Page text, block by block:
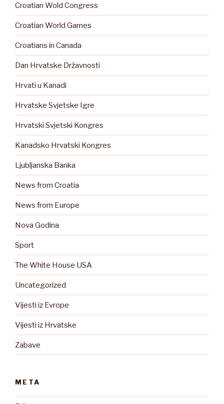
Croatian Wold Congress
Croatian World Games
Croatians in Canada
Dan Hrvatske Državnosti
Hrvati u Kanadi
Hrvatske Svjetske Igre
Hrvatski Svjetski Kongres
Kanadsko Hrvatski Kongres
Ljubljanska Banka
News from Croatia
News from Europe
Nova Godina
Sport
The White House USA
Uncategorized
Vijesti iz Evrope
Vijesti iz Hrvatske
Zabave
META